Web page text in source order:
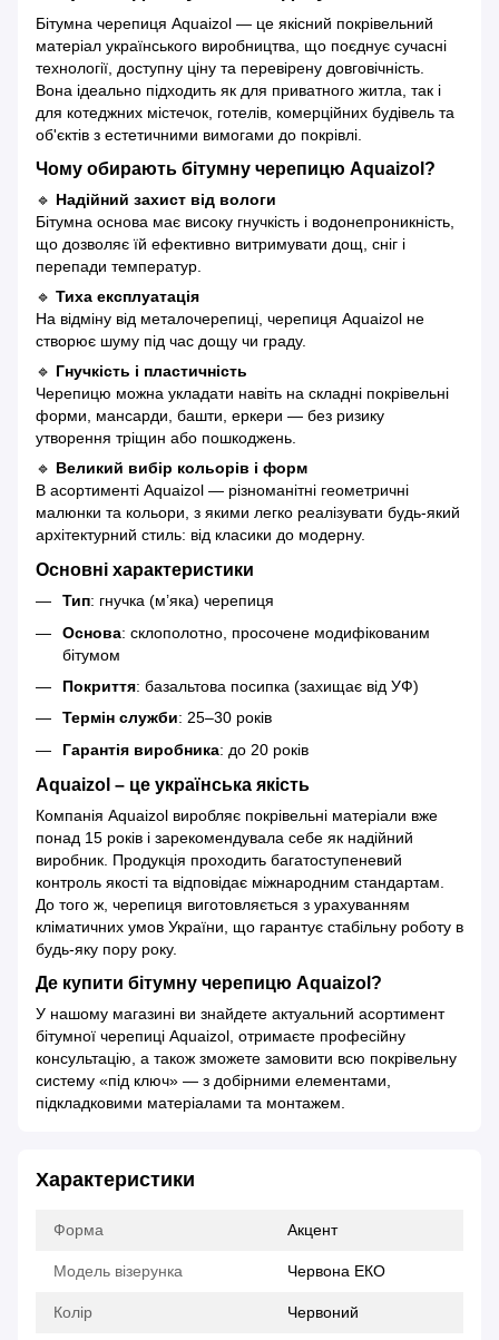
Бітумна черепиця Aquaizol — це якісний покрівельний
матеріал українського виробництва, що поєднує сучасні
технології, доступну ціну та перевірену довговічність.
Вона ідеально підходить як для приватного житла, так і
для котеджних містечок, готелів, комерційних будівель та
об'єктів з естетичними вимогами до покрівлі.
Чому обирають бітумну черепицю Aquaizol?
🔹 Надійний захист від вологи
Бітумна основа має високу гнучкість і водонепроникність,
що дозволяє їй ефективно витримувати дощ, сніг і
перепади температур.
🔹 Тиха експлуатація
На відміну від металочерепиці, черепиця Aquaizol не
створює шуму під час дощу чи граду.
🔹 Гнучкість і пластичність
Черепицю можна укладати навіть на складні покрівельні
форми, мансарди, башти, еркери — без ризику
утворення тріщин або пошкоджень.
🔹 Великий вибір кольорів і форм
В асортименті Aquaizol — різноманітні геометричні
малюнки та кольори, з якими легко реалізувати будь-який
архітектурний стиль: від класики до модерну.
Основні характеристики
Тип: гнучка (м’яка) черепиця
Основа: склополотно, просочене модифікованим
бітумом
Покриття: базальтова посипка (захищає від УФ)
Термін служби: 25–30 років
Гарантія виробника: до 20 років
Aquaizol – це українська якість
Компанія Aquaizol виробляє покрівельні матеріали вже
понад 15 років і зарекомендувала себе як надійний
виробник. Продукція проходить багатоступеневий
контроль якості та відповідає міжнародним стандартам.
До того ж, черепиця виготовляється з урахуванням
кліматичних умов України, що гарантує стабільну роботу в
будь-яку пору року.
Де купити бітумну черепицю Aquaizol?
У нашому магазині ви знайдете актуальний асортимент
бітумної черепиці Aquaizol, отримаєте професійну
консультацію, а також зможете замовити всю покрівельну
систему «під ключ» — з добірними елементами,
підкладковими матеріалами та монтажем.
Характеристики
Форма Акцент
Модель візерунка Червона ЕКО
Колір Червоний